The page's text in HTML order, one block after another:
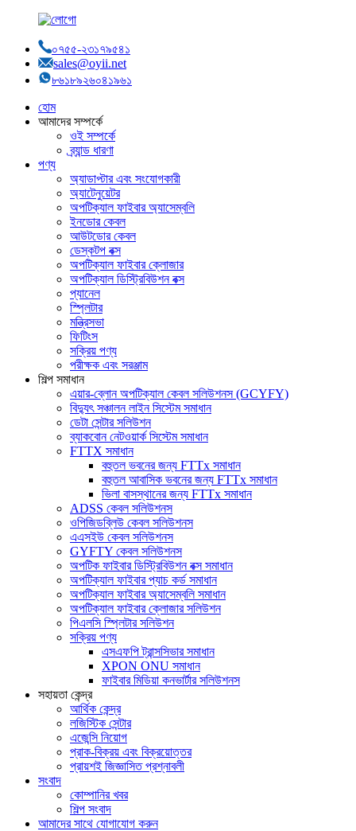
০৭৫৫-২৩১৭৯৫৪১
sales@oyii.net
৮৬১৮৯২৬০৪১৯৬১
হোম
আমাদের সম্পর্কে
ওই সম্পর্কে
ব্র্যান্ড ধারণা
পণ্য
অ্যাডাপ্টার এবং সংযোগকারী
অ্যাটেনুয়েটর
অপটিক্যাল ফাইবার অ্যাসেম্বলি
ইনডোর কেবল
আউটডোর কেবল
ডেস্কটপ বক্স
অপটিক্যাল ফাইবার ক্লোজার
অপটিক্যাল ডিস্ট্রিবিউশন বক্স
প্যানেল
স্প্লিটার
মন্ত্রিসভা
ফিটিংস
সক্রিয় পণ্য
পরীক্ষক এবং সরঞ্জাম
শিল্প সমাধান
এয়ার-ব্লোন অপটিক্যাল কেবল সলিউশনস (GCYFY)
বিদ্যুৎ সঞ্চালন লাইন সিস্টেম সমাধান
ডেটা সেন্টার সলিউশন
ব্যাকবোন নেটওয়ার্ক সিস্টেম সমাধান
FTTX সমাধান
বহুতল ভবনের জন্য FTTx সমাধান
বহুতল আবাসিক ভবনের জন্য FTTx সমাধান
ভিলা বাসস্থানের জন্য FTTx সমাধান
ADSS কেবল সলিউশনস
ওপিজিডব্লিউ কেবল সলিউশনস
এএসইউ কেবল সলিউশনস
GYFTY কেবল সলিউশনস
অপটিক ফাইবার ডিস্ট্রিবিউশন বক্স সমাধান
অপটিক্যাল ফাইবার প্যাচ কর্ড সমাধান
অপটিক্যাল ফাইবার অ্যাসেম্বলি সমাধান
অপটিক্যাল ফাইবার ক্লোজার সলিউশন
পিএলসি স্প্লিটার সলিউশন
সক্রিয় পণ্য
এসএফপি ট্রান্সসিভার সমাধান
XPON ONU সমাধান
ফাইবার মিডিয়া কনভার্টার সলিউশনস
সহায়তা কেন্দ্র
আর্থিক কেন্দ্র
লজিস্টিক সেন্টার
এজেন্সি নিয়োগ
প্রাক-বিক্রয় এবং বিক্রয়োত্তর
প্রায়শই জিজ্ঞাসিত প্রশ্নাবলী
সংবাদ
কোম্পানির খবর
শিল্প সংবাদ
আমাদের সাথে যোগাযোগ করুন